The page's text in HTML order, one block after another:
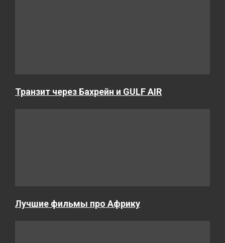
Транзит через Бахрейн и GULF AIR
Лучшие фильмы про Африку